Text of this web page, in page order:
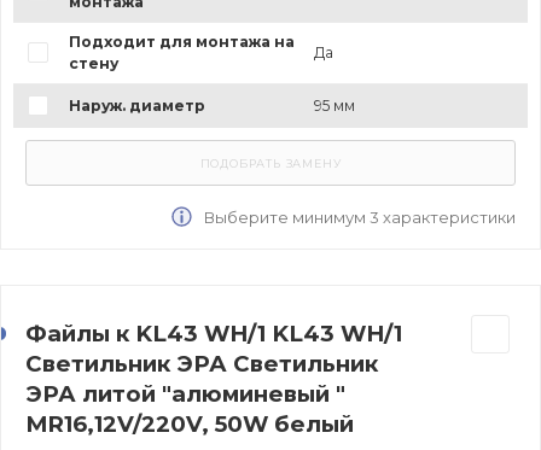
Подходит для монтажа на
стену
Да
Наруж. диаметр 95 мм
Выберите минимум 3 характеристики
Файлы к KL43 WH/1 KL43 WH/1
Светильник ЭРА Светильник
ЭРА литой "алюминевый "
MR16,12V/220V, 50W белый